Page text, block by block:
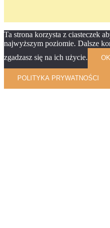
Ta strona korzysta z ciasteczek
najwyższym poziomie. Dalsze
zgadzasz się na ich użycie.
OK
POLITYKA PRYWATNOŚCI